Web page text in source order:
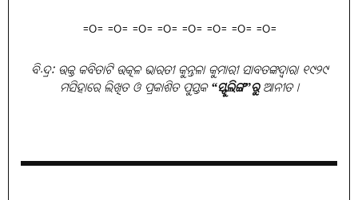
=O= =O= =O= =O= =O= =O= =O= =O=
ବି.ଦ୍ର: ଉକ୍ତ କବିତାଟି ଉତ୍କଳ ଭାରତୀ କୁନ୍ତଳା କୁମାରୀ ସାବତଙ୍କଦ୍ୱାରା ୧୯୨୯
ମସିହାରେ ଲିଖିତ ଓ ପ୍ରକାଶିତ ପୁସ୍ତକ“ସ୍ଫୁଲିଙ୍ଗ”ରୁଆନୀତ।